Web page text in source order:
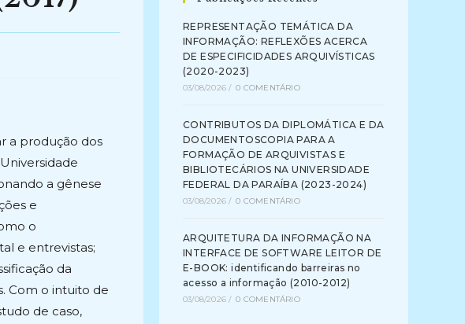
a produção dos
a gênese
e
o
e entrevistas;
da
Com o intuito de
de caso,
REPRESENTAÇÃO TEMÁTICA DA
INFORMAÇÃO: REFLEXÕES ACERCA
DE ESPECIFICIDADES ARQUIVÍSTICAS
(2020-2023)
03/08/2026 / 0 COMENTÁRIO
CONTRIBUTOS DA DIPLOMÁTICA E DA
DOCUMENTOSCOPIA PARA A
FORMAÇÃO DE ARQUIVISTAS E
BIBLIOTECÁRIOS NA UNIVERSIDADE
FEDERAL DA PARAÍBA (2023-2024)
03/08/2026 / 0 COMENTÁRIO
ARQUITETURA DA INFORMAÇÃO NA
INTERFACE DE SOFTWARE LEITOR DE
E-BOOK: identificando barreiras no
acesso a informação (2010-2012)
03/08/2026 / 0 COMENTÁRIO